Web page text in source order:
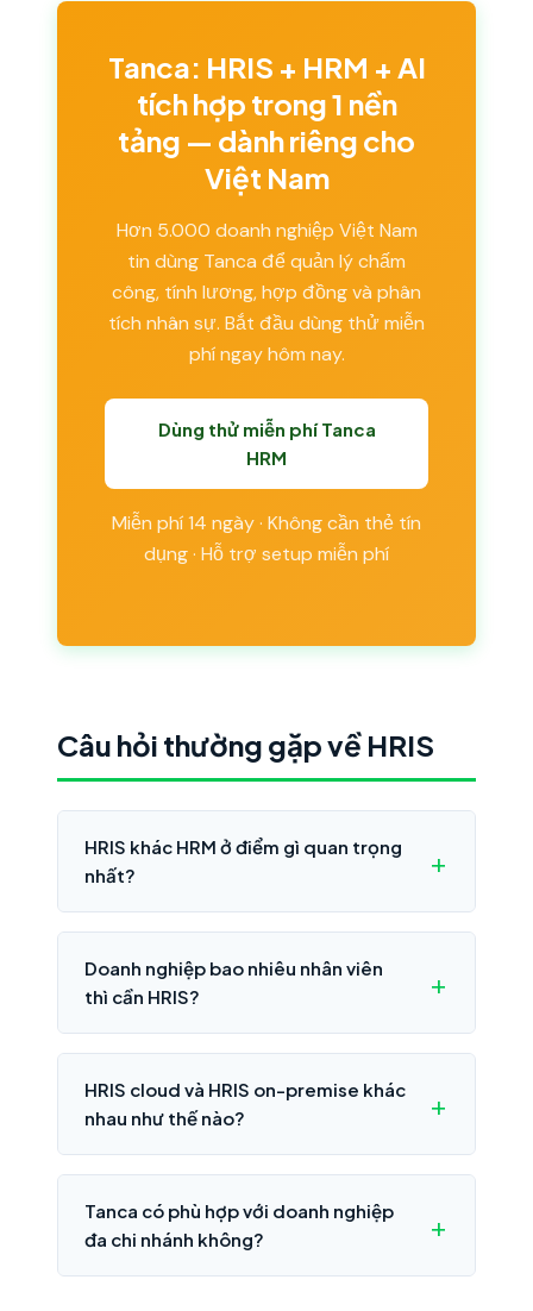
Tanca: HRIS + HRM + AI
tích hợp trong 1 nền
tảng — dành riêng cho
Việt Nam
Hơn 5.000 doanh nghiệp Việt Nam
tin dùng Tanca để quản lý chấm
công, tính lương, hợp đồng và phân
tích nhân sự. Bắt đầu dùng thử miễn
phí ngay hôm nay.
Dùng thử miễn phí Tanca
HRM
Miễn phí 14 ngày · Không cần thẻ tín
dụng · Hỗ trợ setup miễn phí
Câu hỏi thường gặp về HRIS
HRIS khác HRM ở điểm gì quan trọng
nhất?
Doanh nghiệp bao nhiêu nhân viên
thì cần HRIS?
HRIS cloud và HRIS on-premise khác
nhau như thế nào?
Tanca có phù hợp với doanh nghiệp
đa chi nhánh không?